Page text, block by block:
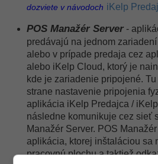
dozviete v návodoch iKelp
POS Manažér Server -
predávajú na jednom
alebo v prípade predaja cez
alebo iKelp Cloud, ktorý je
kde je zariadenie pripojené.
strane nastavenie pripojenia
aplikácia iKelp Predajca /
následne komunikuje cez sieť
Manažér Server. POS
aplikácia, ktorej inštaláciou sa
pracovnú plochu a taktiež